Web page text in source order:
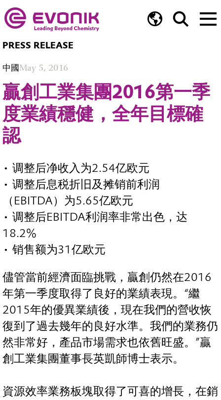
PRESS RELEASE
中國May 5, 2016
贏創工業集團2016第一季
度業績穩健，全年目標確
認
• 调整后净收入为2.54亿欧元
• 调整后息税折旧及摊销前利润
（EBITDA）为5.65亿欧元
• 调整后EBITDA利润率非常出色，达
18.2%
• 销售额为31亿欧元
儘管當前經濟面臨挑戰，贏創仍然在2016
年第一季度取得了良好的業績表現。“繼
2015年的優異業績後，現在我們的營收恢
復到了過去幾年的良好水準。我們的業務仍
然非常好，產品市場需求也依舊旺盛。”贏
創工業集團董事長英凱師博士表示。
資源效率業務板塊取得了可喜的增長，在銷